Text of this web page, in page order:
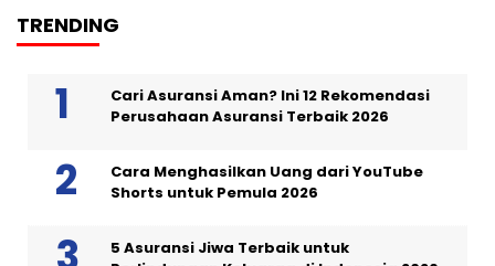
TRENDING
Cari Asuransi Aman? Ini 12 Rekomendasi
Perusahaan Asuransi Terbaik 2026
Cara Menghasilkan Uang dari YouTube
Shorts untuk Pemula 2026
5 Asuransi Jiwa Terbaik untuk